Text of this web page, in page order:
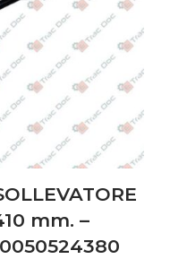
mm. –